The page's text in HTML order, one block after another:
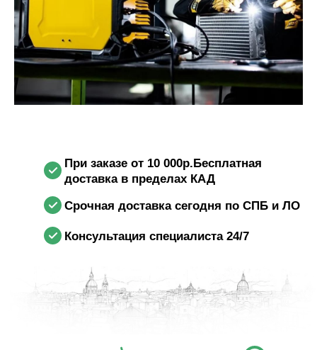
При заказе от 10 000р.Бесплатная
доставка в пределах КАД
Срочная доставка сегодня по СПБ и ЛО
Консультация специалиста 24/7